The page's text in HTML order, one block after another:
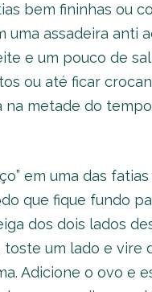
bem fininhas ou
uma assadeira anti
e um pouco de
ou até ficar
na metade do
em uma das
que fique fundo
dos dois lados
toste um lado e vire
Adicione o ovo e